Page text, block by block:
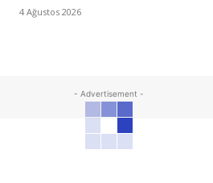
4 Ağustos 2026
- Advertisement -